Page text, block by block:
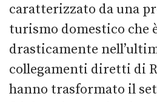
caratterizzato da una
turismo domestico che
drasticamente
collegamenti diretti di
hanno trasformato il